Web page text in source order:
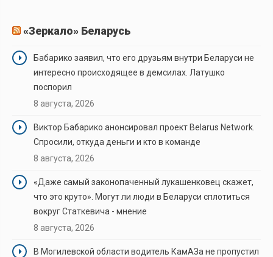
«Зеркало» Беларусь
Бабарико заявил, что его друзьям внутри Беларуси не
интересно происходящее в демсилах. Латушко
поспорил
8 августа, 2026
Виктор Бабарико анонсировал проект Belarus Network.
Спросили, откуда деньги и кто в команде
8 августа, 2026
«Даже самый законопаченный лукашенковец скажет,
что это круто». Могут ли люди в Беларуси сплотиться
вокруг Статкевича - мнение
8 августа, 2026
В Могилевской области водитель КамАЗа не пропустил